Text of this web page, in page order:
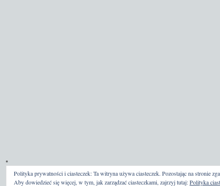
Polityka prywatności i ciasteczek: Ta witryna używa ciasteczek. Pozostając na stronie
Aby dowiedzieć się więcej, w tym, jak zarządzać ciasteczkami, zajrzyj tutaj:Polityka